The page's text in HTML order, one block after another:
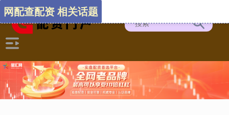
网配查配资 相关话题